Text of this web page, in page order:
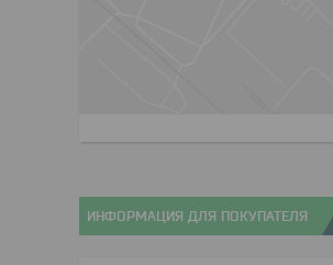
ИНФОРМАЦИЯ ДЛЯ ПОКУПАТЕЛЯ